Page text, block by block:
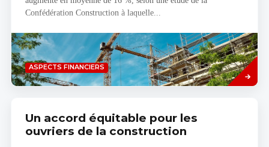
Confédération Construction à laquelle...
ASPECTS FINANCIERS
Savoir
plus
Un accord équitable pour les
ouvriers de la construction